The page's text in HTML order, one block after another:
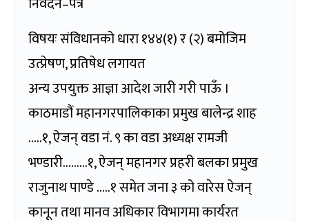
विषयः संविधानको धारा १४४(१) र (२) बमोजिम
उत्प्रेषण, प्रतिषेध लगायत
अन्य उपयुक्त आज्ञा आदेश जारी गरी पाऊँ ।
काठमाडौं महानगरपालिकाका प्रमुख बालेन्द्र शाह
…..१, ऐजन् वडा नं. ९ का वडा अध्यक्ष रामजी
भण्डारी………१, ऐजन् महानगर प्रहरी बलका प्रमुख
राजुनाथ पाण्डे …..१ समेत जना ३ को वारेस ऐजन्
कानून तथा मानव अधिकार विभागमा कार्यरत